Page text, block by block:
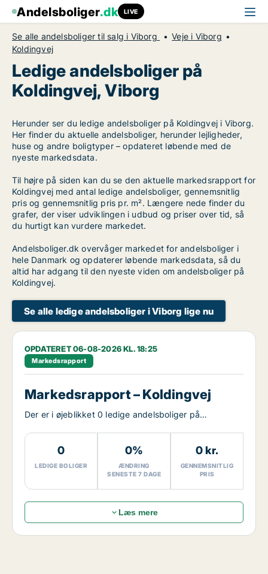
Andelsboliger.dk LIVE
Se alle andelsboliger til salg i Viborg
Veje i Viborg
Koldingvej
Ledige andelsboliger på
Koldingvej, Viborg
Herunder ser du ledige andelsboliger på Koldingvej i Viborg.
Her finder du aktuelle andelsboliger, herunder lejligheder,
huse og andre boligtyper – opdateret løbende med de
nyeste markedsdata.
Til højre på siden kan du se den aktuelle markedsrapport for
Koldingvej med antal ledige andelsboliger, gennemsnitlig
pris og gennemsnitlig pris pr. m². Længere nede finder du
grafer, der viser udviklingen i udbud og priser over tid, så
du hurtigt kan vurdere markedet.
Andelsboliger.dk overvåger markedet for andelsboliger i
hele Danmark og opdaterer løbende markedsdata, så du
altid har adgang til den nyeste viden om andelsboliger på
Koldingvej.
Se alle ledige andelsboliger i Viborg lige nu
OPDATERET 06-08-2026 KL. 18:25
Markedsrapport
Markedsrapport – Koldingvej
Der er i øjeblikket 0 ledige andelsboliger på
0
LEDIGE BOLIGER
0%
ÆNDRING
SENESTE 7 DAGE
0 kr.
GENNEMSNITLIG
PRIS
Læs mere